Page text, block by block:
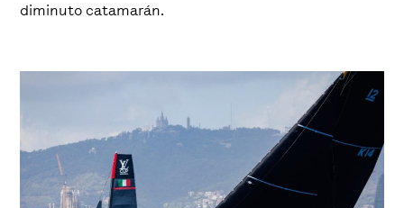
diminuto catamarán.